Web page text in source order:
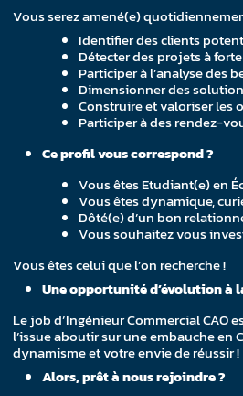
Vous serez amené(e)
Identifier des clients
Détecter des projets à
Participer à l’analyse des
Dimensionner des
Construire et valoriser les
Participer à des rendez-
Ce profil vous correspond ?
Vous êtes Etudiant(e) en
Vous êtes dynamique,
Dôté(e) d’un bon
Vous souhaitez vous
Vous êtes celui que l’on recherche !
Une opportunité d’évolution à
Le job d’Ingénieur Commercial
l’issue aboutir sur une embauche
dynamisme et votre envie de réussir !
Alors, prêt à nous rejoindre ?